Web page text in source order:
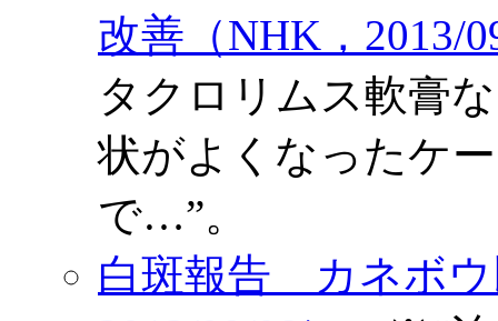
改善（NHK，2013/
タクロリムス軟膏
状がよくなったケ
で…”。
白斑報告 カネボウ